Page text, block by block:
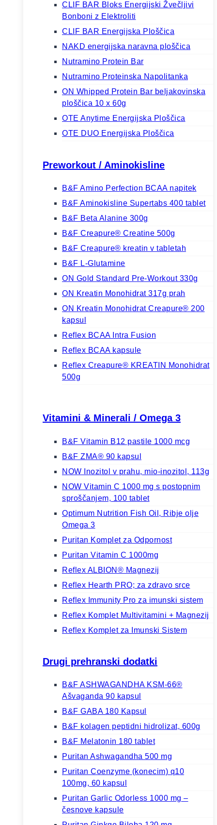
CLIF BAR Bloks Energijski Žvečljivi
Bonboni z Elektroliti
CLIF BAR Energijska Ploščica
NAKD energijska naravna ploščica
Nutramino Protein Bar
Nutramino Proteinska Napolitanka
ON Whipped Protein Bar beljakovinska
ploščica 10 x 60g
OTE Anytime Energijska Ploščica
OTE DUO Energijska Ploščica
Preworkout / Aminokisline
B&F Amino Perfection BCAA napitek
B&F Aminokisline Supertabs 400 tablet
B&F Beta Alanine 300g
B&F Creapure® Creatine 500g
B&F Creapure® kreatin v tabletah
B&F L-Glutamine
ON Gold Standard Pre-Workout 330g
ON Kreatin Monohidrat 317g prah
ON Kreatin Monohidrat Creapure® 200
kapsul
Reflex BCAA Intra Fusion
Reflex BCAA kapsule
Reflex Creapure® KREATIN Monohidrat
500g
Vitamini & Minerali / Omega 3
B&F Vitamin B12 pastile 1000 mcg
B&F ZMA® 90 kapsul
NOW Inozitol v prahu, mio-inozitol, 113g
NOW Vitamin C 1000 mg s postopnim
sproščanjem, 100 tablet
Optimum Nutrition Fish Oil, Ribje olje
Omega 3
Puritan Komplet za Odpornost
Puritan Vitamin C 1000mg
Reflex ALBION® Magnezij
Reflex Hearth PRO; za zdravo srce
Reflex Immunity Pro za imunski sistem
Reflex Komplet Multivitamini + Magnezij
Reflex Komplet za Imunski Sistem
Drugi prehranski dodatki
B&F ASHWAGANDHA KSM-66®
Ašvaganda 90 kapsul
B&F GABA 180 Kapsul
B&F kolagen peptidni hidrolizat, 600g
B&F Melatonin 180 tablet
Puritan Ashwagandha 500 mg
Puritan Coenzyme (konecim) q10
100mg, 60 kapsul
Puritan Garlic Odorless 1000 mg –
česnove kapsule